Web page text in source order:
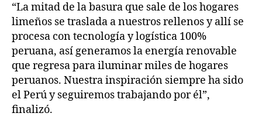
“La mitad de la basura que sale de los hogares
limeños se traslada a nuestros rellenos y allí se
procesa con tecnología y logística 100%
peruana, así generamos la energía renovable
que regresa para iluminar miles de hogares
peruanos. Nuestra inspiración siempre ha sido
el Perú y seguiremos trabajando por él”,
finalizó.